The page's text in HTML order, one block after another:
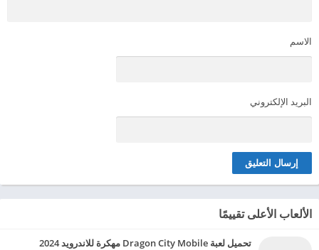
الاسم
البريد الإلكتروني
الألعاب الأعلى تقييمًا
تحميل لعبة Dragon City Mobile مهكرة للاندرويد 2024